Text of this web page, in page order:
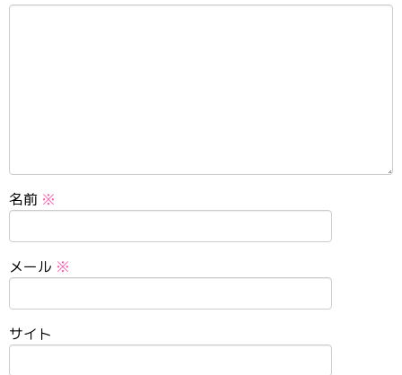
名前 ※
メール ※
サイト